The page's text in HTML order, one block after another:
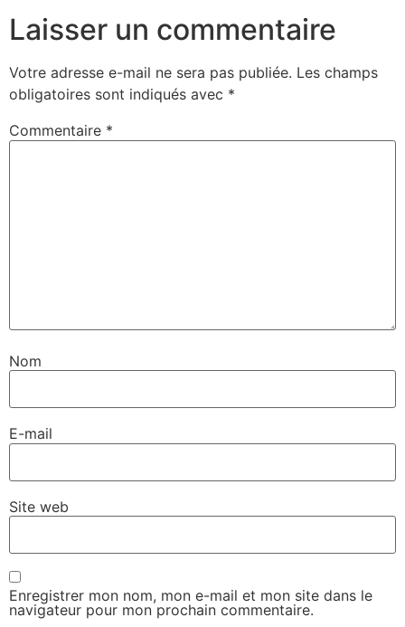
Laisser un commentaire
Votre adresse e-mail ne sera pas publiée. Les champs
obligatoires sont indiqués avec *
Commentaire *
Nom
E-mail
Site web
Enregistrer mon nom, mon e-mail et mon site dans le
navigateur pour mon prochain commentaire.